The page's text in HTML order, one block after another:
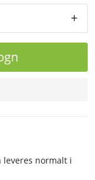
+
leveres normalt i